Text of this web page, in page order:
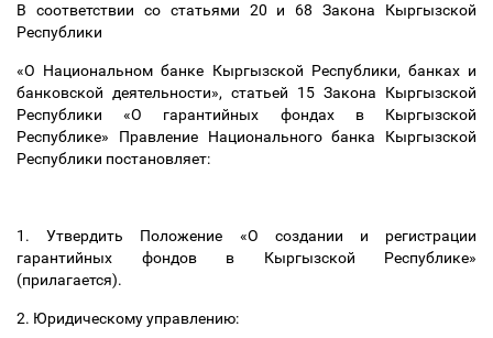
В соответствии со статьями 20 и 68 Закона Кыргызской
Республики
«О Национальном банке Кыргызской Республики, банках и
банковской деятельности», статьей 15 Закона Кыргызской
Республики «О гарантийных фондах в Кыргызской
Республике» Правление Национального банка Кыргызской
Республики постановляет:
1. Утвердить Положение «О создании и регистрации
гарантийных фондов в Кыргызской Республике»
(прилагается).
2. Юридическому управлению: